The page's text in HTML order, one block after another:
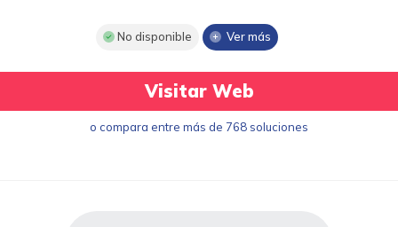
No disponible Ver más
Visitar Web
o compara entre más de 768 soluciones